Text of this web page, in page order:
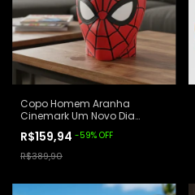
Copo Homem Aranha
Cinemark Um Novo Dia
R$159,94 -59% OFF
R$389,90